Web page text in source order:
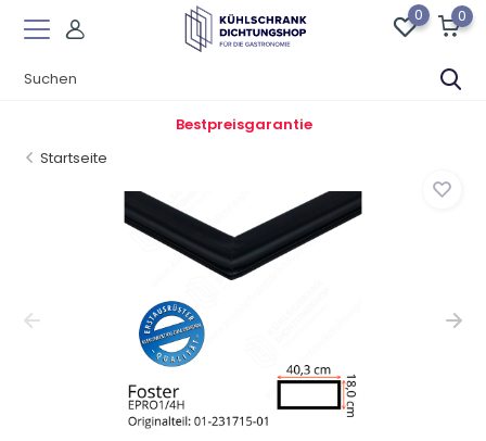
0 0
Bestpreisgarantie
Startseite